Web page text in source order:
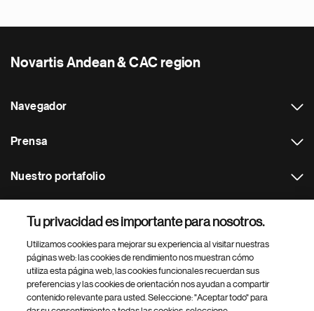
Novartis Andean & CAC region
Navegador
Prensa
Nuestro portafolio
Footer Site Search
Tu privacidad es importante para nosotros.
Utilizamos cookies para mejorar su experiencia al visitar nuestras
páginas web: las cookies de rendimiento nos muestran cómo
utiliza esta página web, las cookies funcionales recuerdan sus
preferencias y las cookies de orientación nos ayudan a compartir
contenido relevante para usted. Seleccione: "Aceptar todo" para